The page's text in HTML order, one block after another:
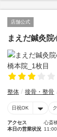
店舗公式
まえだ鍼灸院
整体 接骨・整骨
日祝OK
アクセス
心斎
本日の営業状況